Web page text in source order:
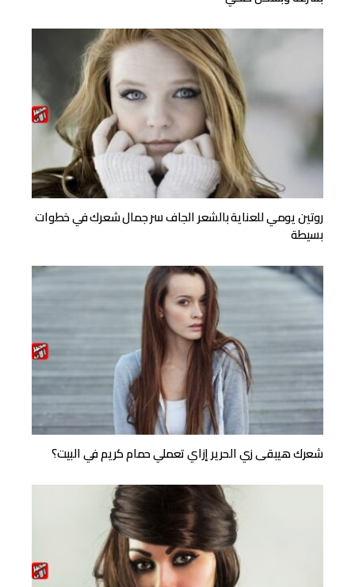
روتين يومي للعناية بالشعر الجاف سر جمال شعرك في خطوات
بسيطة
شعرك هيبقى زي الحرير إزاي تعملي حمام كريم في البيت؟